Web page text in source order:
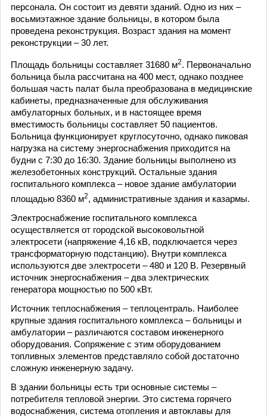
персонала. Он состоит из девяти зданий. Одно из них –
восьмиэтажное здание больницы, в котором была
проведена реконструкция. Возраст здания на момент
реконструкции – 30 лет.
Площадь больницы составляет 31680 м2. Первоначально
больница была рассчитана на 400 мест, однако позднее
большая часть палат была преобразована в медицинские
кабинеты, предназначенные для обслуживания
амбулаторных больных, и в настоящее время
вместимость больницы составляет 50 пациентов.
Больница функционирует круглосуточно, однако пиковая
нагрузка на систему энергоснабжения приходится на
будни с 7:30 до 16:30. Здание больницы выполнено из
железобетонных конструкций. Остальные здания
госпитального комплекса – новое здание амбулатории
площадью 8360 м2, административные здания и казармы.
Электроснабжение госпитального комплекса
осуществляется от городской высоковольтной
электросети (напряжение 4,16 кВ, подключается через
трансформаторную подстанцию). Внутри комплекса
используются две электросети – 480 и 120 В. Резервный
источник энергоснабжения – два электрических
генератора мощностью по 500 кВт.
Источник теплоснабжения – теплоцентраль. Наиболее
крупные здания госпитального комплекса – больницы и
амбулатории – различаются составом инженерного
оборудования. Сопряжение с этим оборудованием
топливных элементов представляло собой достаточно
сложную инженерную задачу.
В здании больницы есть три основные системы –
потребителя тепловой энергии. Это система горячего
водоснабжения, система отопления и автоклавы для